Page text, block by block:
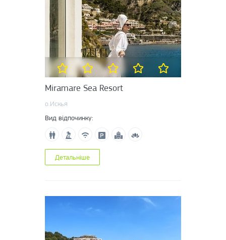
Miramare Sea Resort
о.Искья
Вид відпочинку:
Детальніше